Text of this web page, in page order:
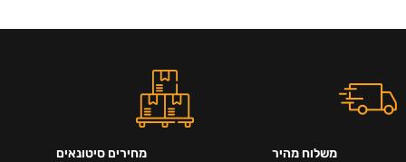
משלוח מהיר
מחירים סיטונאים